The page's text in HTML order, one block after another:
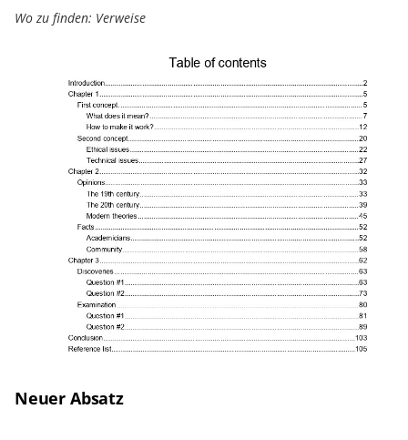
Wo zu finden: Verweise
Neuer Absatz